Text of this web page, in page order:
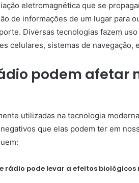
eletromagnética que se
de informações de um lugar para
Diversas tecnologias fazem uso
celulares, sistemas de navegação,
podem afetar
utilizadas na tecnologia
que elas podem ter em
rádio pode levar a efeitos biológicos